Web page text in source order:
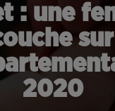
: une
2020